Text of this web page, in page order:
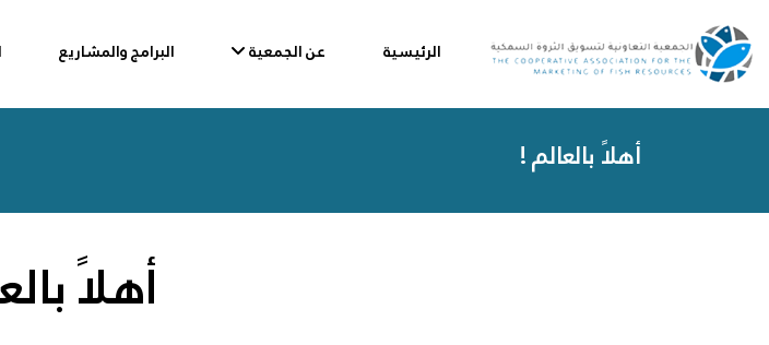
الرئيسية عن الجمعية البرامج والمشاريع
أهلاً بالعالم !
أهلاً